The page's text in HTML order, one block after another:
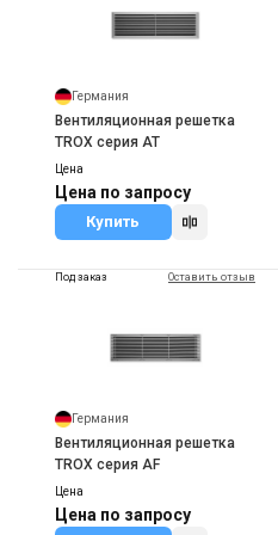
Германия
Вентиляционная решетка
TROX серия AT
Цена
Цена по запросу
Купить
Под заказ Оставить отзыв
Германия
Вентиляционная решетка
TROX серия AF
Цена
Цена по запросу